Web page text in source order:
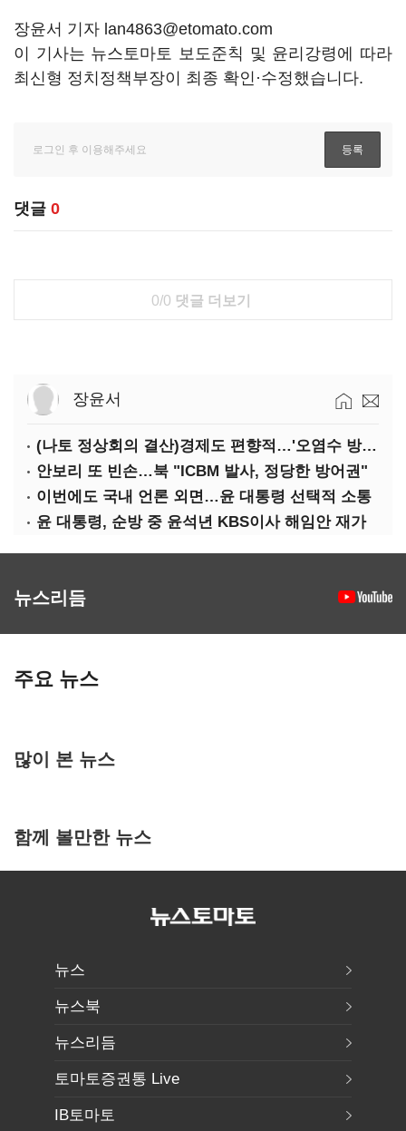
장윤서 기자 lan4863@etomato.com
이 기사는 뉴스토마토 보도준칙 및 윤리강령에 따라
최신형 정치정책부장이 최종 확인·수정했습니다.
댓글 0
0/0 댓글 더보기
장윤서
(나토 정상회의 결산)경제도 편향적…'오염수 방류'만 용인
안보리 또 빈손…북 "ICBM 발사, 정당한 방어권"
이번에도 국내 언론 외면…윤 대통령 선택적 소통
윤 대통령, 순방 중 윤석년 KBS이사 해임안 재가
뉴스리듬
주요 뉴스
많이 본 뉴스
함께 볼만한 뉴스
뉴스
뉴스북
뉴스리듬
토마토증권통 Live
IB토마토